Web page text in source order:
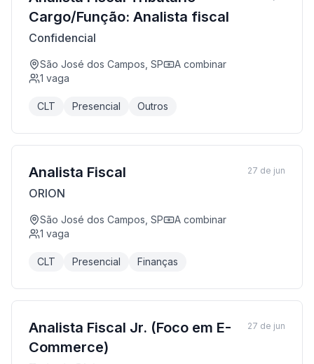
Cargo/Função: Analista fiscal
Confidencial
São José dos Campos, SP
A combinar
1 vaga
CLT Presencial Outros
Analista Fiscal
ORION
São José dos Campos, SP
A combinar
1 vaga
CLT Presencial Finanças
27 de jun
Analista Fiscal Jr. (Foco em E-
Commerce)
27 de jun